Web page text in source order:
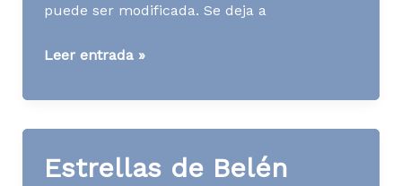
puede ser modificada. Se deja a
[WWW]
de
Leer entrada »
Estrellas de Belén